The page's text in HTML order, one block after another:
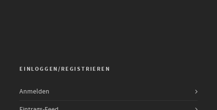
EINLOGGEN/REGISTRIEREN
Anmelden